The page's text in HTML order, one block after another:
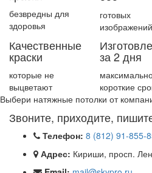
безвредны для
здоровья
готовых
изображений
Качественные
краски
которые не
выцветают
за 2 дня
короткие
Выбери натяжные потолки от
Звоните, приходите,
Телефон: 8 (812) 91-855-
Адрес: Кириши, просп.